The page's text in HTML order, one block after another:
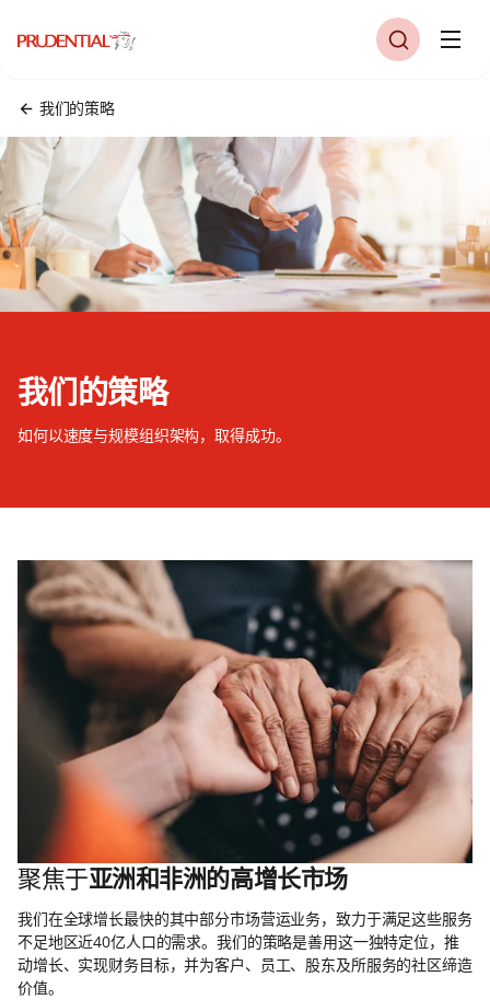
我们的策略
我们的策略
如何以速度与规模组织架构，取得成功。
聚焦于亚洲和非洲的高增长市场
我们在全球增长最快的其中部分市场营运业务，致力于满足这些服务
不足地区近40亿人口的需求。我们的策略是善用这一独特定位，推
动增长、实现财务目标，并为客户、员工、股东及所服务的社区缔造
价值。